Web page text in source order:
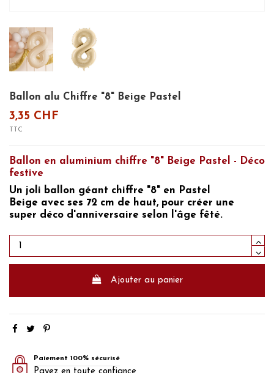
Ballon alu Chiffre "8" Beige Pastel
3,35 CHF
TTC
Ballon en aluminium chiffre "8" Beige Pastel - Déco
festive
Un joli ballon géant chiffre "8" en Pastel
Beige avec ses 72 cm de haut, pour créer une
super déco d'anniversaire selon l'âge fêté.
Ajouter au panier
Paiement 100% sécurisé